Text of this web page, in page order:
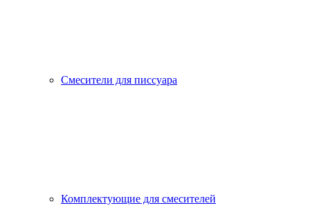
Смесители для писсуара
Комплектующие для смесителей